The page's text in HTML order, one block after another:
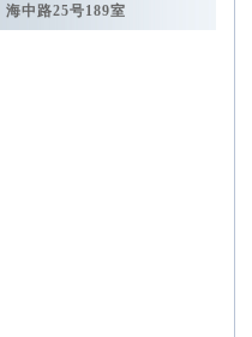
海中路25号189室